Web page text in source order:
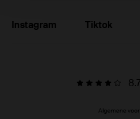
Instagram Tiktok
Algemene